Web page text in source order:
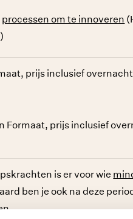
processen om te innoveren
prijs inclusief
Formaat, prijs inclusief
is er voor wie
ben je ook na deze